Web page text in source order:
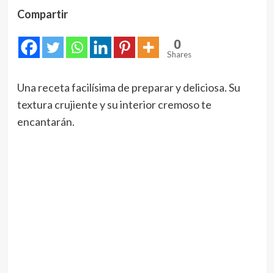
Compartir
0
Shares
Una receta facilísima de preparar y deliciosa. Su
textura crujiente y su interior cremoso te
encantarán.